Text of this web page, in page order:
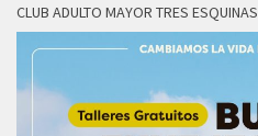
CLUB ADULTO MAYOR TRES ESQUINAS